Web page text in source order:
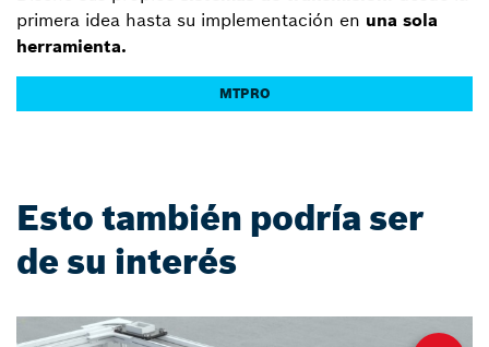
primera idea hasta su implementación en una sola
herramienta.
MTPRO
Esto también podría ser
de su interés